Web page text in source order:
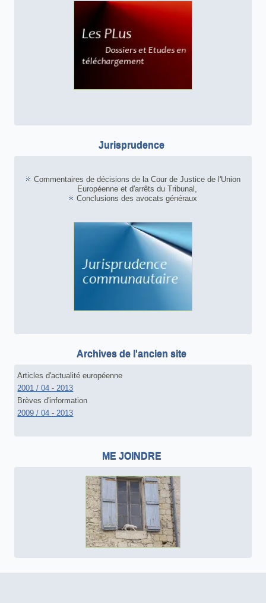
Jurisprudence
Commentaires de décisions de la Cour de Justice de l'Union
Européenne et d'arrêts du Tribunal,
Conclusions des avocats généraux
Archives de l'ancien site
Articles d'actualité européenne
2001 / 04 - 2013
Brèves d'information
2009 / 04 - 2013
ME JOINDRE